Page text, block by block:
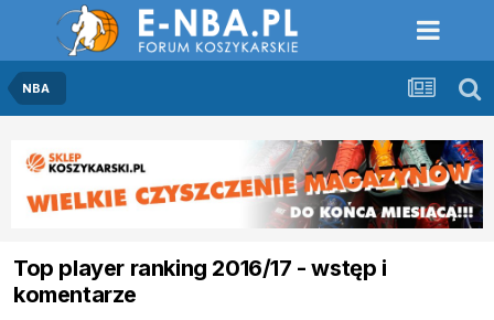
NBA
Top player ranking 2016/17 - wstęp i
komentarze